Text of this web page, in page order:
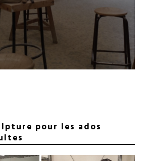
pour les ados